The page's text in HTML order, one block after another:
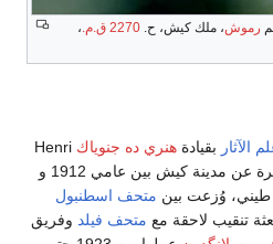
رموش، ملك كيش، ح. 2270 ق.م.
،
الآثار بقيادة هنري ده جنوياك Henri
de Genouillac بالتنقيب لأول مرة عن مدينة كيش بين عامي 1912 و
متحف اسطنبول
تنقيب لاحقة مع متحف فيلد وفريق